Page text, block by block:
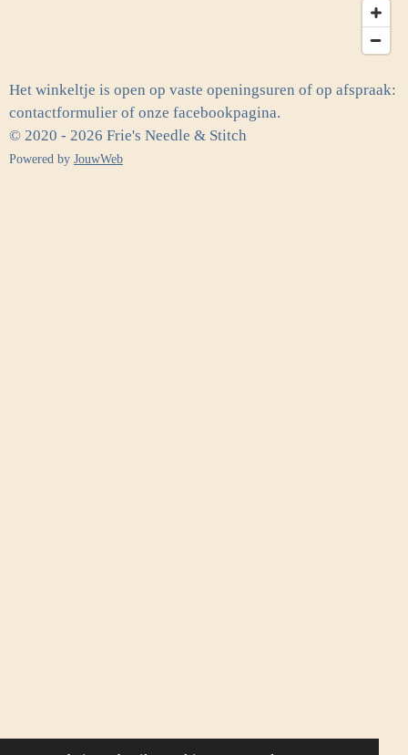
Het winkeltje is open op vaste openingsuren of op afspraak:
contactformulier of onze facebookpagina.
© 2020 - 2026 Frie's Needle & Stitch
Powered by JouwWeb